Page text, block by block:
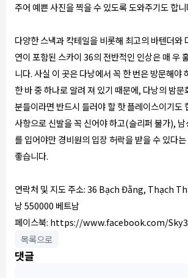
주어 예쁜 사진을 찍을 수 있도록 도와주기도 합니
다양한 스낵과 칵테일을 비롯해 최고의 바텐더와
연이 포함된 스카이 36의 전반적인 인상은 매 우
니다. 사실 이 곳은 다낭에서 꼭 한 번은 방문해야
한 바 중 하나로 알려 져 있기 때문에, 다낭의 밤문
분들이라면 반드시 들러야 할 핫 플레이스이기도
사항으로 신발을 꼭 신어야 하고(슬리퍼 불가),
를 입어야만 경비원의 입장 허락을 받을 수 있다
좋습니다.
연락처 및 지도 주소: 36 Bạch Đằng, Thạch
낭 550000 베트남
페이스북: https://www.facebook.com/
목록으로
댓글